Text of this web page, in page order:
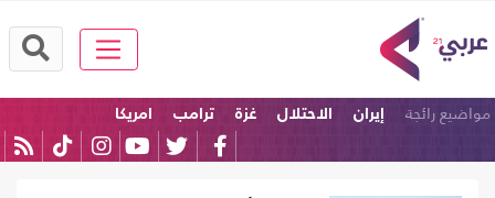
مواضيع رائجة إيران الاحتلال غزة ترامب
امريكا